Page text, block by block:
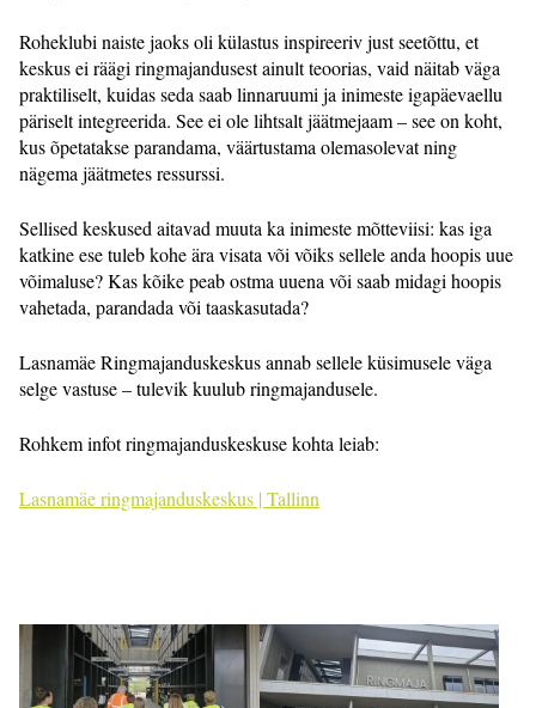
Roheklubi naiste jaoks oli külastus inspireeriv just seetõttu, et
keskus ei räägi ringmajandusest ainult teoorias, vaid näitab väga
praktiliselt, kuidas seda saab linnaruumi ja inimeste igapäevaellu
päriselt integreerida. See ei ole lihtsalt jäätmejaam – see on koht,
kus õpetatakse parandama, väärtustama olemasolevat ning
nägema jäätmetes ressurssi.
Sellised keskused aitavad muuta ka inimeste mõtteviisi: kas iga
katkine ese tuleb kohe ära visata või võiks sellele anda hoopis uue
võimaluse? Kas kõike peab ostma uuena või saab midagi hoopis
vahetada, parandada või taaskasutada?
Lasnamäe Ringmajanduskeskus annab sellele küsimusele väga
selge vastuse – tulevik kuulub ringmajandusele.
Rohkem infot ringmajanduskeskuse kohta leiab:
Lasnamäe ringmajanduskeskus | Tallinn